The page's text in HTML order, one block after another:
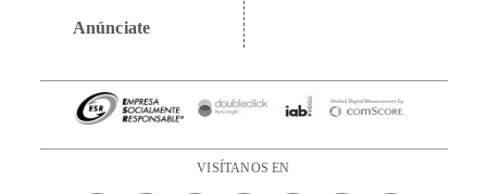
Anúnciate
VISÍTANOS EN